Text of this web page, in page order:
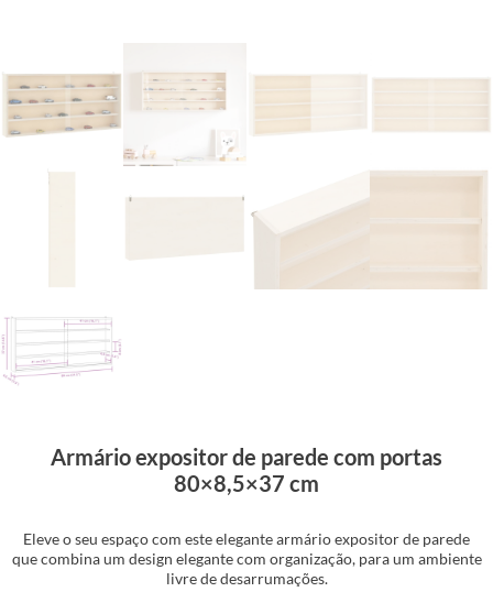
Armário expositor de parede com portas
80×8,5×37 cm
Eleve o seu espaço com este elegante armário expositor de parede
que combina um design elegante com organização, para um ambiente
livre de desarrumações.